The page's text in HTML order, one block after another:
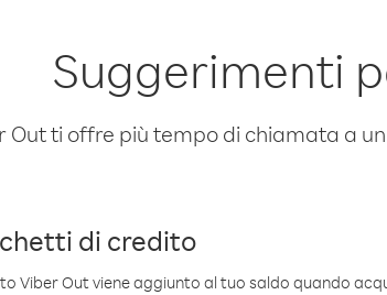
Suggerimenti
Out ti offre più tempo di chiamata a
di credito
Viber Out viene aggiunto al tuo saldo quando